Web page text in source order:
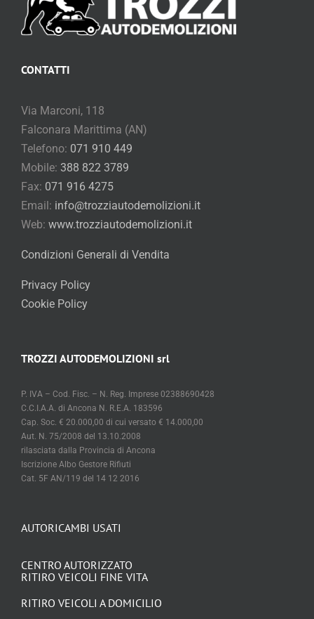
AUTORICAMBI USATI
CENTRO AUTORIZZATO
RITIRO VEICOLI FINE VITA
RITIRO VEICOLI A DOMICILIO
CONTATTI
Via Marconi, 118
Falconara Marittima (AN)
Telefono: 071 910 449
Mobile: 388 822 3789
Fax: 071 916 4275
Email: info@trozziautodemolizioni.it
Web: www.trozziautodemolizioni.it
Condizioni Generali di Vendita
Privacy Policy
Cookie Policy
TROZZI AUTODEMOLIZIONI srl
P. IVA – Cod. Fisc. – N. Reg. Imprese 02388690428
C.C.I.A.A. di Ancona N. R.E.A. 183596
Cap. Soc. € 20.000,00 di cui versato € 14.000,00
Aut. N. 75/2008 del 13.10.2008
rilasciata dalla Provincia di Ancona
Iscrizione Albo Gestore Rifiuti
Cat. 5F AN/119 del 14 12 2016